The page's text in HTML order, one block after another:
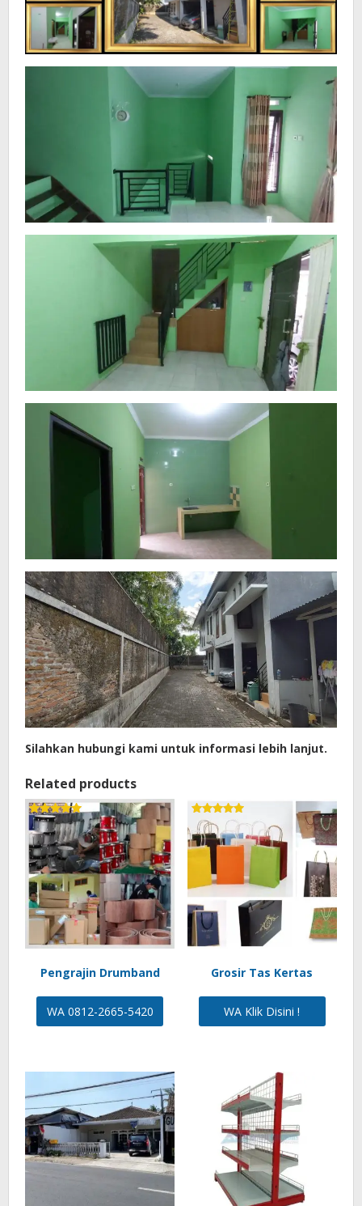
Silahkan hubungi kami untuk informasi lebih lanjut.
Related products
Pengrajin Drumband
Rated
5.00
out of 5
WA 0812-2665-5420
Grosir Tas Kertas
Rated
5.00
out of 5
WA Klik Disini !